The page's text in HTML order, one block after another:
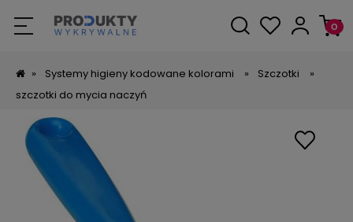
» Systemy higieny kodowane kolorami » Szczotki
»
szczotki do mycia naczyń